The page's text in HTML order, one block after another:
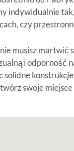
indywidualnie
czy
musisz
i odporność
swoje